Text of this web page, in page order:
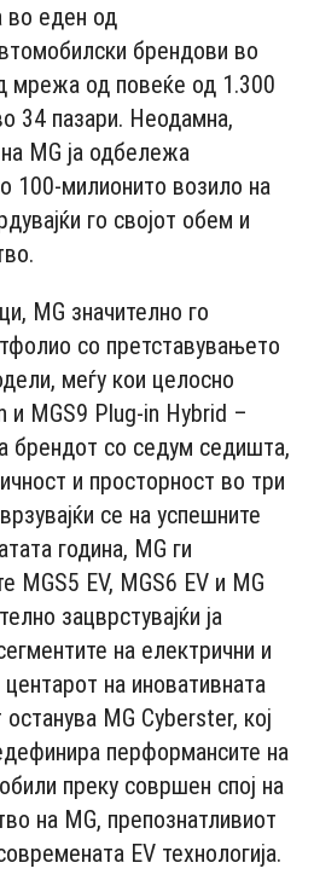
во еден од
брендови во
мрежа од повеќе од 1.300
34 пазари. Неодамна,
MG ја одбележа
100-милионито возило на
го својот обем и
MG значително го
со претставувањето
меѓу кои целосно
и MGS9 Plug-in Hybrid –
брендот со седум седишта,
и просторност во три
се на успешните
година, MG ги
MGS5 EV, MGS6 EV и MG
зацврстувајќи ја
на електрични и
на иновативната
MG Cyberster, кој
перформансите на
преку совршен спој на
на MG, препознатливиот
EV технологија.